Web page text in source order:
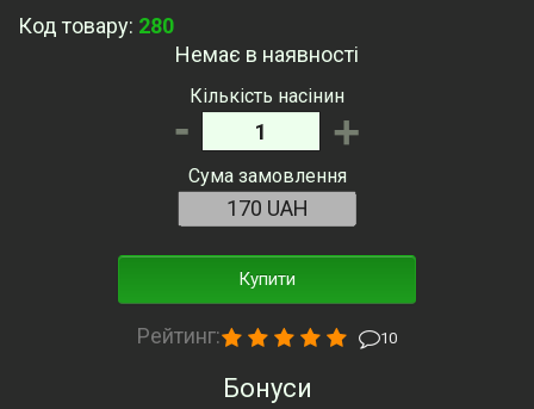
Код товару: 280
Немає в наявності
Кількість насінин
- +
Сума замовлення
Купити
Рейтинг: 10
Бонуси